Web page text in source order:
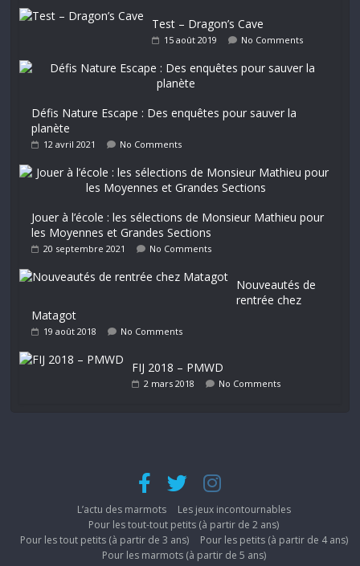
Test – Dragon’s Cave
15 août 2019 No Comments
Défis Nature Escape : Des enquêtes pour sauver la
planète
12 avril 2021 No Comments
Jouer à l’école : les sélections de Monsieur Mathieu pour
les Moyennes et Grandes Sections
20 septembre 2021 No Comments
Nouveautés de
rentrée chez
Matagot
19 août 2018 No Comments
FIJ 2018 – PMWD
2 mars 2018 No Comments
L’actu des marmots
Les jeux incontournables
Pour les tout-tout petits (à partir de 2 ans)
Pour les tout petits (à partir de 3 ans)
Pour les petits (à partir de 4 ans)
Pour les marmots (à partir de 5 ans)